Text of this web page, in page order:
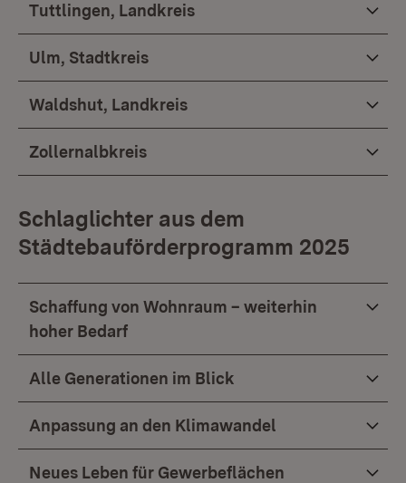
Tuttlingen, Landkreis
Ulm, Stadtkreis
Waldshut, Landkreis
Zollernalbkreis
Schlaglichter aus dem
Städtebauförderprogramm 2025
Schaffung von Wohnraum – weiterhin
hoher Bedarf
Alle Generationen im Blick
Anpassung an den Klimawandel
Neues Leben für Gewerbeflächen